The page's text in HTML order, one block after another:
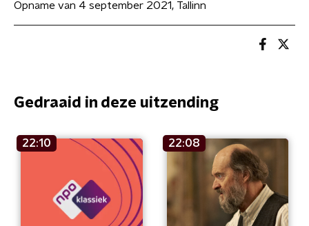
Opname van 4 september 2021, Tallinn
Gedraaid in deze uitzending
22:10 22:08